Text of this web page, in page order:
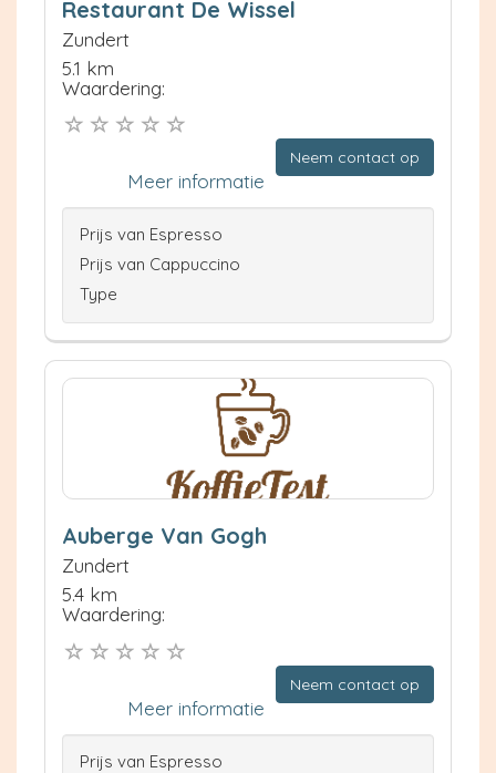
Restaurant De Wissel
Zundert
5.1 km
Waardering:
Neem contact op
Meer informatie
Prijs van Espresso
Prijs van Cappuccino
Type
Auberge Van Gogh
Zundert
5.4 km
Waardering:
Neem contact op
Meer informatie
Prijs van Espresso